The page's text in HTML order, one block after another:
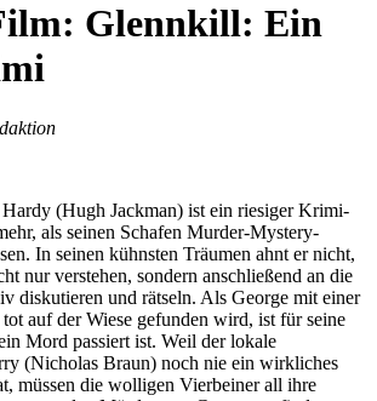
Glennkill: Ein
(Hugh Jackman) ist ein riesiger Krimi-
als seinen Schafen Murder-Mystery-
In seinen kühnsten Träumen ahnt er nicht,
nur verstehen, sondern anschließend an die
diskutieren und rätseln. Als George mit einer
auf der Wiese gefunden wird, ist für seine
Mord passiert ist. Weil der lokale
(Nicholas Braun) noch nie ein wirkliches
müssen die wolligen Vierbeiner all ihre